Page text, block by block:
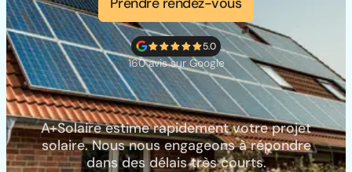
5.0
160 avis sur Google
A+Solaire estime rapidement votre projet
solaire. Nous nous engageons à répondre
dans des délais très courts.